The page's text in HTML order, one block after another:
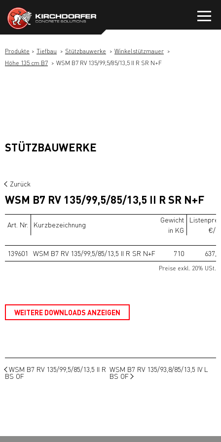
Inhalt
springen
Produkte Tiefbau Stützbauwerke
Winkelstützmauer
Höhe 135 cm B7
WSM B7 RV 135/99,5/85/13,5 II R SR N+F
STÜTZBAUWERKE
Zurück
WSM B7 RV 135/99,5/85/13,5 II R SR N+F
Art. Nr. Kurzbezeichnung
Gewicht
in KG
€/
139601 WSM B7 RV 135/99,5/85/13,5 II R SR N+F 710
Preise exkl. 20% USt.
WEITERE DOWNLOADS ANZEIGEN
WSM B7 RV 135/99,5/85/13,5 II R
BS OF
WSM B7 RV 135/93,8/85/13,5 IV L
BS OF